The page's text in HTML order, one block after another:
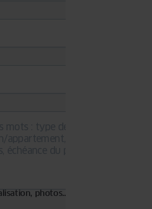
photos…). Formats acceptés :